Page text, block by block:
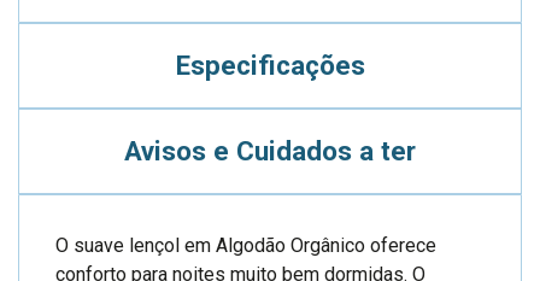
Especificações
Avisos e Cuidados a ter
O suave lençol em Algodão Orgânico oferece
conforto para noites muito bem dormidas. O